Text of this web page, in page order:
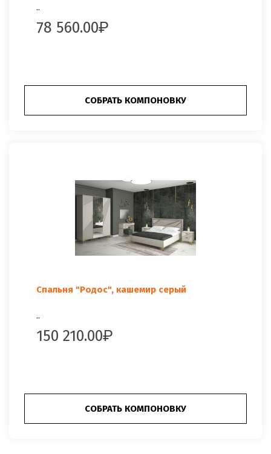
..
78 560.00
СОБРАТЬ КОМПОНОВКУ
Спальня "Родос", кашемир серый
..
150 210.00
СОБРАТЬ КОМПОНОВКУ